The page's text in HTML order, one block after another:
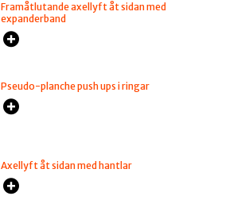
Framåtlutande axellyft åt sidan med
expanderband
Pseudo-planche push ups i ringar
Axellyft åt sidan med hantlar